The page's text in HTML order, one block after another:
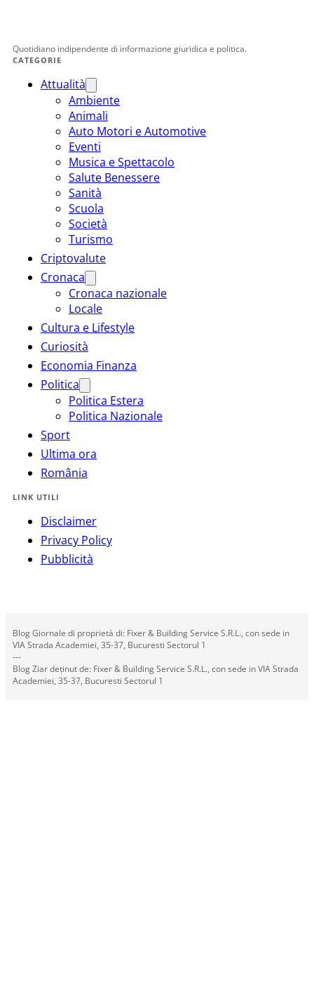
Quotidiano indipendente di informazione giuridica e politica.
CATEGORIE
Attualità
Ambiente
Animali
Auto Motori e Automotive
Eventi
Musica e Spettacolo
Salute Benessere
Sanità
Scuola
Società
Turismo
Criptovalute
Cronaca
Cronaca nazionale
Locale
Cultura e Lifestyle
Curiosità
Economia Finanza
Politica
Politica Estera
Politica Nazionale
Sport
Ultima ora
România
LINK UTILI
Disclaimer
Privacy Policy
Pubblicità
Blog Giornale di proprietà di: Fixer & Building Service S.R.L., con sede in
VIA Strada Academiei, 35-37, Bucuresti Sectorul 1
---
Blog Ziar deținut de: Fixer & Building Service S.R.L., con sede in VIA Strada
Academiei, 35-37, Bucuresti Sectorul 1